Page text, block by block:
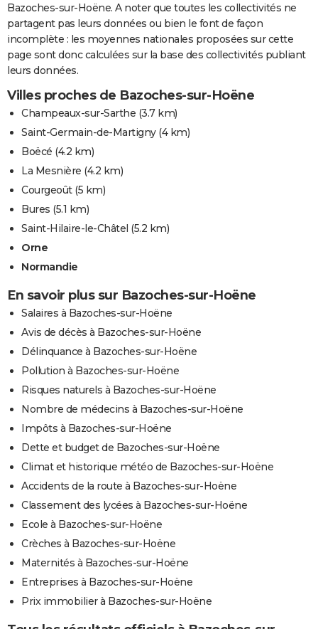
Bazoches-sur-Hoëne. A noter que toutes les collectivités ne
partagent pas leurs données ou bien le font de façon
incomplète : les moyennes nationales proposées sur cette
page sont donc calculées sur la base des collectivités publiant
leurs données.
Villes proches de Bazoches-sur-Hoëne
Champeaux-sur-Sarthe (3.7 km)
Saint-Germain-de-Martigny(4 km)
Boëcé (4.2 km)
La Mesnière (4.2 km)
Courgeoût(5 km)
Bures (5.1 km)
Saint-Hilaire-le-Châtel (5.2 km)
Orne
Normandie
En savoir plus sur Bazoches-sur-Hoëne
Salaires à Bazoches-sur-Hoëne
Avis de décès à Bazoches-sur-Hoëne
Délinquance à Bazoches-sur-Hoëne
Pollution à Bazoches-sur-Hoëne
Risques naturels à Bazoches-sur-Hoëne
Nombre de médecins à Bazoches-sur-Hoëne
Impôts à Bazoches-sur-Hoëne
Dette et budget de Bazoches-sur-Hoëne
Climat et historique météo de Bazoches-sur-Hoëne
Accidents de la route à Bazoches-sur-Hoëne
Classement des lycées à Bazoches-sur-Hoëne
Ecole à Bazoches-sur-Hoëne
Crèches à Bazoches-sur-Hoëne
Maternités à Bazoches-sur-Hoëne
Entreprises à Bazoches-sur-Hoëne
Prix immobilier à Bazoches-sur-Hoëne